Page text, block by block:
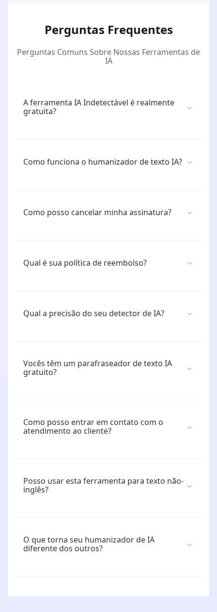
Perguntas Frequentes
Perguntas Comuns Sobre Nossas Ferramentas de
IA
A ferramenta IA Indetectável é realmente
gratuita?
Como funciona o humanizador de texto IA?
Como posso cancelar minha assinatura?
Qual é sua política de reembolso?
Qual a precisão do seu detector de IA?
Vocês têm um parafraseador de texto IA
gratuito?
Como posso entrar em contato com o
atendimento ao cliente?
Posso usar esta ferramenta para texto não-
inglês?
O que torna seu humanizador de IA
diferente dos outros?